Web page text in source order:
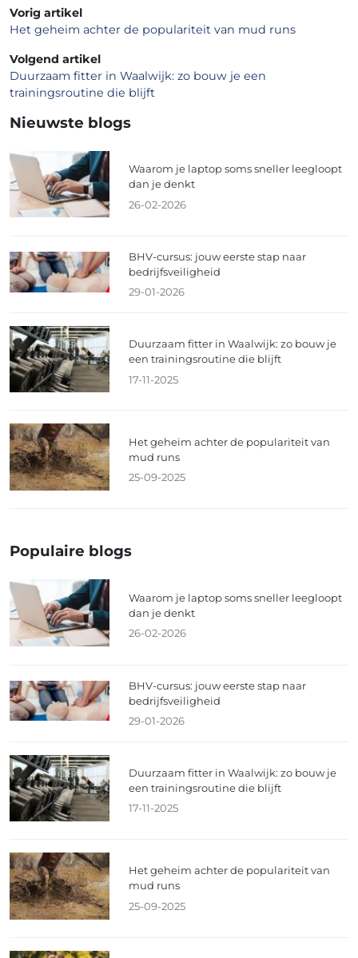
Vorig artikel
Het geheim achter de populariteit van mud runs
Volgend artikel
Duurzaam fitter in Waalwijk: zo bouw je een
trainingsroutine die blijft
Nieuwste blogs
Waarom je laptop soms sneller leegloopt
dan je denkt
26-02-2026
BHV-cursus: jouw eerste stap naar
bedrijfsveiligheid
29-01-2026
Duurzaam fitter in Waalwijk: zo bouw je
een trainingsroutine die blijft
17-11-2025
Het geheim achter de populariteit van
mud runs
25-09-2025
Populaire blogs
Waarom je laptop soms sneller leegloopt
dan je denkt
26-02-2026
BHV-cursus: jouw eerste stap naar
bedrijfsveiligheid
29-01-2026
Duurzaam fitter in Waalwijk: zo bouw je
een trainingsroutine die blijft
17-11-2025
Het geheim achter de populariteit van
mud runs
25-09-2025